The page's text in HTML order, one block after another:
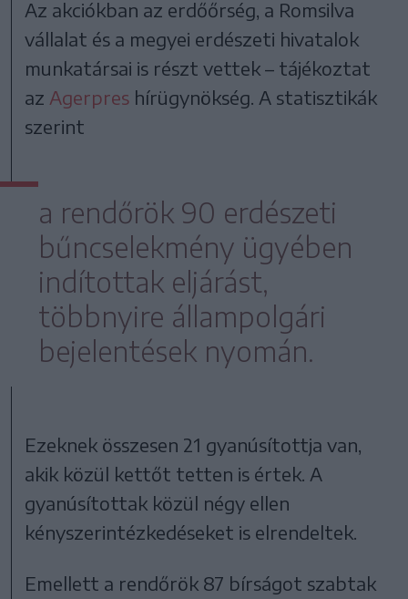
Az akciókban az erdőőrség, a Romsilva
vállalat és a megyei erdészeti hivatalok
munkatársai is részt vettek – tájékoztat
az Agerpres hírügynökség. A statisztikák
szerint
a rendőrök 90 erdészeti
bűncselekmény ügyében
indítottak eljárást,
többnyire állampolgári
bejelentések nyomán.
Ezeknek összesen 21 gyanúsítottja van,
akik közül kettőt tetten is értek. A
gyanúsítottak közül négy ellen
kényszerintézkedéseket is elrendeltek.
Emellett a rendőrök 87 bírságot szabtak